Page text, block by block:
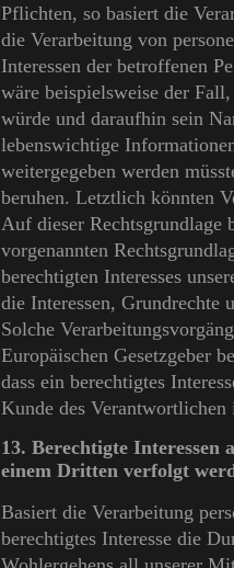
Pflichten, so basiert die
die Verarbeitung von
Interessen der betroffenen
wäre beispielsweise der
würde und daraufhin sein
lebenswichtige
weitergegeben werden
beruhen. Letztlich könnten
Auf dieser Rechtsgrundlage
vorgenannten
berechtigten Interesses
die Interessen, Grundrechte
Solche
Europäischen Gesetzgeber
dass ein berechtigtes
Kunde des
13. Berechtigte
einem Dritten verfolgt
Basiert die Verarbeitung
berechtigtes Interesse die